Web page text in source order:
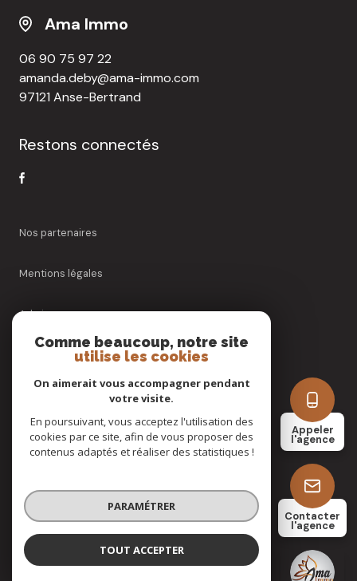
Ama Immo
Appeler
l'agence
Contacter
l'agence
Ama Immo
06 90 75 97 22
amanda.deby@ama-immo.com
97121 Anse-Bertrand
Restons connectés
Nos partenaires
Mentions légales
Admin
Nos honoraires
Cookies
© 2026 | Tous droits réservés
Réalisé par
Comme beaucoup, notre site
utilise les cookies
On aimerait vous accompagner pendant
votre visite.
En poursuivant, vous acceptez l'utilisation des
cookies par ce site, afin de vous proposer des
contenus adaptés et réaliser des statistiques !
PARAMÉTRER
TOUT ACCEPTER